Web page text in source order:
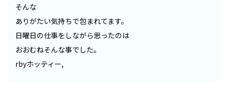
そんな
ありがたい気持ちで包まれてます。
日曜日の仕事をしながら思ったのは
おおむねそんな事でした。
rbyホッティー,